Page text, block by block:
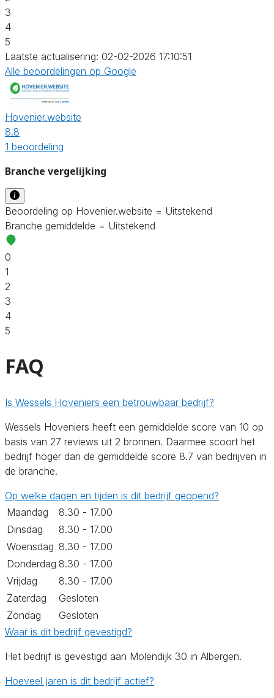
3
4
5
Laatste actualisering: 02-02-2026 17:10:51
Alle beoordelingen op Google
Hovenier.website
8.8
1 beoordeling
Branche vergelijking
Beoordeling op Hovenier.website = Uitstekend
Branche gemiddelde = Uitstekend
0
1
2
3
4
5
FAQ
Is Wessels Hoveniers een betrouwbaar bedrijf?
Wessels Hoveniers heeft een gemiddelde score van 10 op
basis van 27 reviews uit 2 bronnen. Daarmee scoort het
bedrijf hoger dan de gemiddelde score 8.7 van bedrijven in
de branche.
Op welke dagen en tijden is dit bedrijf geopend?
Maandag
8.30 - 17.00
Dinsdag
8.30 - 17.00
Woensdag 8.30 - 17.00
Donderdag 8.30 - 17.00
Vrijdag
8.30 - 17.00
Zaterdag
Gesloten
Zondag
Gesloten
Waar is dit bedrijf gevestigd?
Het bedrijf is gevestigd aan Molendijk 30 in Albergen.
Hoeveel jaren is dit bedrijf actief?